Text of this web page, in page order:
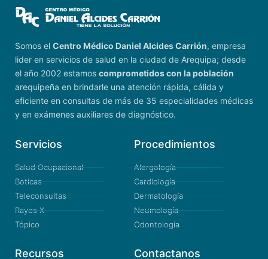
Somos el Centro Médico Daniel Alcides Carrión, empresa
lider en servicios de salud en la ciudad de Arequipa; desde
el año 2002 estamos comprometidos con la población
arequipeña en brindarle una atención rápida, cálida y
eficiente en consultas de más de 35 especialidades médicas
y en exámenes auxiliares de diagnóstico.
Servicios
Salud Ocupacional
Boticas
Teleconsultas
Rayos X
Tópico
Procedimientos
Alergología
Cardiología
Dermatología
Neumología
Odontología
Recursos Contactanos